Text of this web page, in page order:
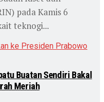
pada Kamis 6
teknogi...
Buatan Sendiri Bakal
Meriah